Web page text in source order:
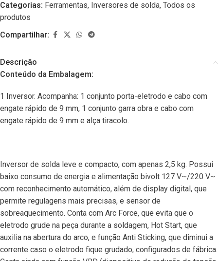
Categorias: Ferramentas, Inversores de solda, Todos os
produtos
Compartilhar:
Descrição
Conteúdo da Embalagem:
1 Inversor. Acompanha: 1 conjunto porta-eletrodo e cabo com
engate rápido de 9 mm, 1 conjunto garra obra e cabo com
engate rápido de 9 mm e alça tiracolo.
Inversor de solda leve e compacto, com apenas 2,5 kg. Possui
baixo consumo de energia e alimentação bivolt 127 V~/220 V~
com reconhecimento automático, além de display digital, que
permite regulagens mais precisas, e sensor de
sobreaquecimento. Conta com Arc Force, que evita que o
eletrodo grude na peça durante a soldagem, Hot Start, que
auxilia na abertura do arco, e função Anti Sticking, que diminui a
corrente caso o eletrodo fique grudado, configurados de fábrica.